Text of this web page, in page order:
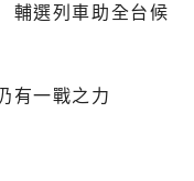
輔選列車助全台候
有一戰之力